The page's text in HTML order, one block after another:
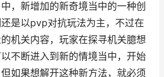
，新增加的新奇境当中的一种创
是以pvp对抗玩法为主，不过在
机关内容，玩家在探寻机关臆想
不断进入到新的情境当中，开始
如果想解开这种新方法，就必须